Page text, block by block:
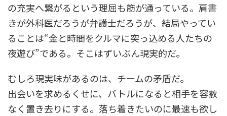
の充実へ繋がるという理屈も筋が通っている。肩書
きが外科医だろうが弁護士だろうが、結局やってい
ることは“金と時間をクルマに突っ込める人たちの
夜遊び”である。そこはずいぶん現実的だ。
むしろ現実味があるのは、チームの矛盾だ。
出会いを求めるくせに、バトルになると相手を容赦
なく置き去りにする。落ち着きたいのに最速も欲し